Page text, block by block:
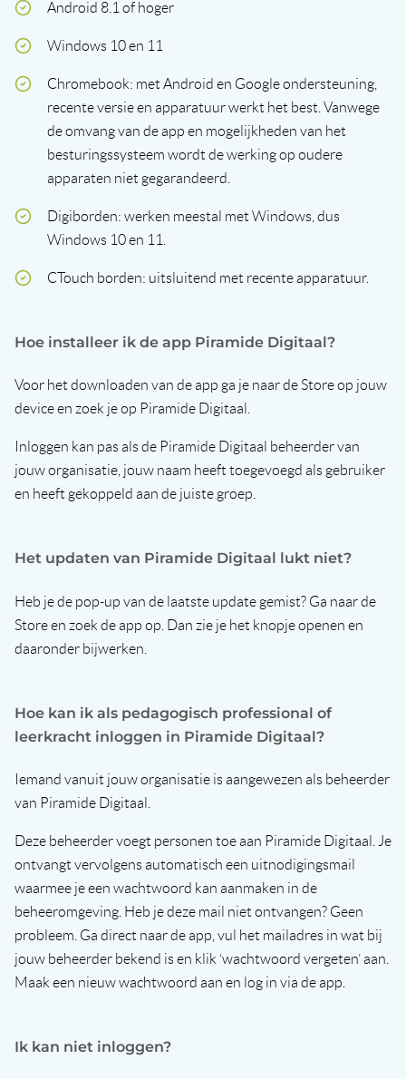
Android 8.1 of hoger
Windows 10 en 11
Chromebook: met Android en Google ondersteuning,
recente versie en apparatuur werkt het best. Vanwege
de omvang van de app en mogelijkheden van het
besturingssysteem wordt de werking op oudere
apparaten niet gegarandeerd.
Digiborden: werken meestal met Windows, dus
Windows 10 en 11.
CTouch borden: uitsluitend met recente apparatuur.
Hoe installeer ik de app Piramide Digitaal?
Voor het downloaden van de app ga je naar de Store op jouw
device en zoek je op Piramide Digitaal.
Inloggen kan pas als de Piramide Digitaal beheerder van
jouw organisatie, jouw naam heeft toegevoegd als gebruiker
en heeft gekoppeld aan de juiste groep.
Het updaten van Piramide Digitaal lukt niet?
Heb je de pop-up van de laatste update gemist? Ga naar de
Store en zoek de app op. Dan zie je het knopje openen en
daaronder bijwerken.
Hoe kan ik als pedagogisch professional of
leerkracht inloggen in Piramide Digitaal?
Iemand vanuit jouw organisatie is aangewezen als beheerder
van Piramide Digitaal.
Deze beheerder voegt personen toe aan Piramide Digitaal. Je
ontvangt vervolgens automatisch een uitnodigingsmail
waarmee je een wachtwoord kan aanmaken in de
beheeromgeving. Heb je deze mail niet ontvangen? Geen
probleem. Ga direct naar de app, vul het mailadres in wat bij
jouw beheerder bekend is en klik ‘wachtwoord vergeten’ aan.
Maak een nieuw wachtwoord aan en log in via de app.
Ik kan niet inloggen?